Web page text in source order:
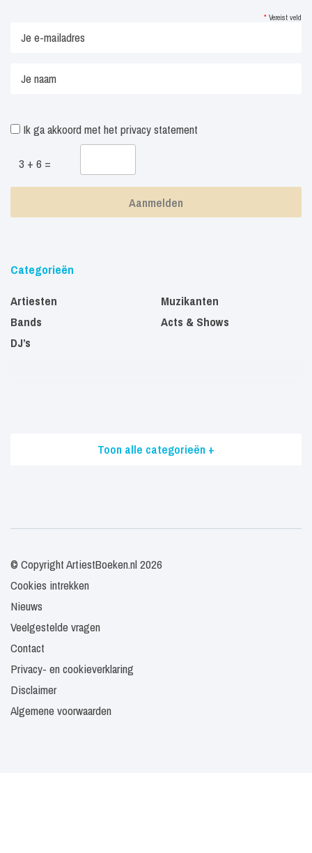
* Vereist veld
Ik ga akkoord met het privacy statement
3 + 6 =
Categorieën
Artiesten
Bands
DJ’s
Muzikanten
Acts & Shows
Toon alle categorieën +
© Copyright ArtiestBoeken.nl 2026
Cookies intrekken
Nieuws
Veelgestelde vragen
Contact
Privacy- en cookieverklaring
Disclaimer
Algemene voorwaarden